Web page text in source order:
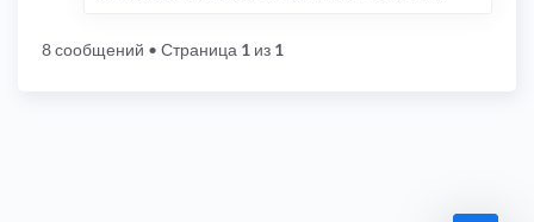
8 сообщений • Страница 1 из 1